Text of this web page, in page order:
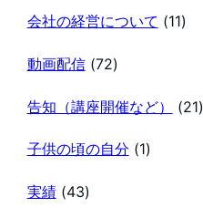
会社の経営について (11)
動画配信(72)
告知（講座開催など） (21)
子供の頃の自分 (1)
実績(43)